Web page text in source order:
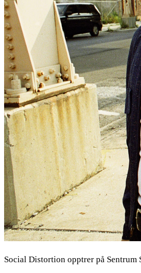
Social Distortion opptrer på Sentrum